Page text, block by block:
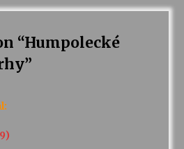
“Humpolecké
”